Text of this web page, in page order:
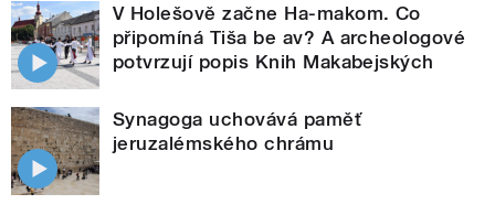
V Holešově začne Ha-makom. Co
připomíná Tiša be av? A archeologové
potvrzují popis Knih Makabejských
Synagoga uchovává paměť
jeruzalémského chrámu